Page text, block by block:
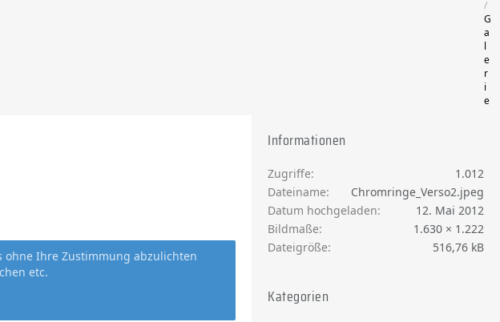
G
a
l
e
r
i
e
ohne Ihre Zustimmung abzulichten
etc.
Informationen
Zugriffe
1.012
Dateiname
Chromringe_Verso2.jpeg
Datum hochgeladen
12. Mai 2012
Bildmaße
1.630 × 1.222
Dateigröße
516,76 kB
Kategorien